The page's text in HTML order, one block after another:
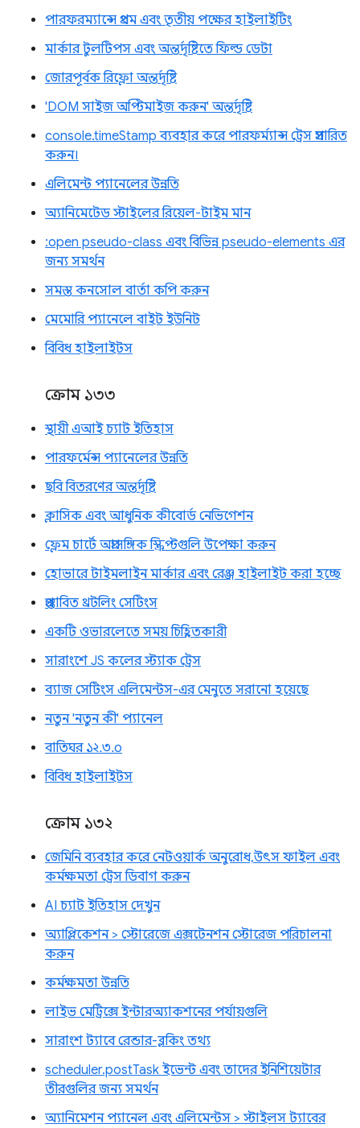
পারফরম্যান্সে প্রথম এবং তৃতীয় পক্ষের হাইলাইটিং
মার্কার টুলটিপস এবং অন্তর্দৃষ্টিতে ফিল্ড ডেটা
জোরপূর্বক রিফ্লো অন্তর্দৃষ্টি
'DOM সাইজ অপ্টিমাইজ করুন' অন্তর্দৃষ্টি
console.timeStamp ব্যবহার করে পারফর্ম্যান্স ট্রেস প্রসারিত
করুন।
এলিমেন্ট প্যানেলের উন্নতি
অ্যানিমেটেড স্টাইলের রিয়েল-টাইম মান
:open pseudo-class এবং বিভিন্ন pseudo-elements এর
জন্য সমর্থন
সমস্ত কনসোল বার্তা কপি করুন
মেমোরি প্যানেলে বাইট ইউনিট
বিবিধ হাইলাইটস
ক্রোম ১৩৩
স্থায়ী এআই চ্যাট ইতিহাস
পারফর্মেন্স প্যানেলের উন্নতি
ছবি বিতরণের অন্তর্দৃষ্টি
ক্লাসিক এবং আধুনিক কীবোর্ড নেভিগেশন
ফ্লেম চার্টে অপ্রাসঙ্গিক স্ক্রিপ্টগুলি উপেক্ষা করুন
হোভারে টাইমলাইন মার্কার এবং রেঞ্জ হাইলাইট করা হচ্ছে
প্রস্তাবিত থ্রটলিং সেটিংস
একটি ওভারলেতে সময় চিহ্নিতকারী
সারাংশে JS কলের স্ট্যাক ট্রেস
ব্যাজ সেটিংস এলিমেন্টস-এর মেনুতে সরানো হয়েছে
নতুন 'নতুন কী' প্যানেল
বাতিঘর ১২.৩.০
বিবিধ হাইলাইটস
ক্রোম ১৩২
জেমিনি ব্যবহার করে নেটওয়ার্ক অনুরোধ, উৎস ফাইল এবং
কর্মক্ষমতা ট্রেস ডিবাগ করুন
AI চ্যাট ইতিহাস দেখুন
অ্যাপ্লিকেশন > স্টোরেজে এক্সটেনশন স্টোরেজ পরিচালনা
করুন
কর্মক্ষমতা উন্নতি
লাইভ মেট্রিক্সে ইন্টারঅ্যাকশনের পর্যায়গুলি
সারাংশ ট্যাবে রেন্ডার-ব্লকিং তথ্য
scheduler.postTask ইভেন্ট এবং তাদের ইনিশিয়েটার
তীরগুলির জন্য সমর্থন
অ্যানিমেশন প্যানেল এবং এলিমেন্টস > স্টাইলস ট্যাবের